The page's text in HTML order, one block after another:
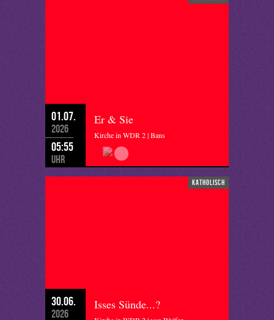
01.07.
2026
05:55
Uhr
Er & Sie
Kirche in WDR 2 | Bans
katholisch
30.06.
2026
Isses Sünde...?